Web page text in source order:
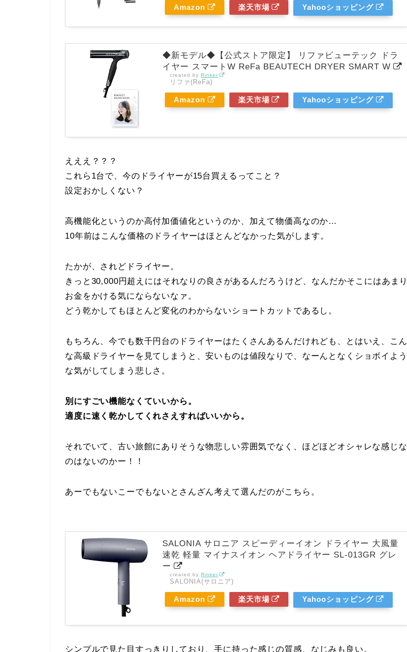
Amazon 楽天市場 Yahooショッピング
◆新モデル◆【公式ストア限定】 リファビューテック ドラ
イヤー スマートW ReFa BEAUTECH DRYER SMART W
created by Rinker
リファ(ReFa)
Amazon 楽天市場 Yahooショッピング
えええ？？？
これら1台で、今のドライヤーが15台買えるってこと？
設定おかしくない？
高機能化というのか高付加価値化というのか、加えて物価高なのか…
10年前はこんな価格のドライヤーはほとんどなかった気がします。
たかが、されどドライヤー。
きっと30,000円超えにはそれなりの良さがあるんだろうけど、なんだかそこにはあまり
お金をかける気にならないなァ。
どう乾かしてもほとんど変化のわからないショートカットであるし。
もちろん、今でも数千円台のドライヤーはたくさんあるんだけれども、とはいえ、こん
な高級ドライヤーを見てしまうと、安いものは値段なりで、なーんとなくショボイよう
な気がしてしまう悲しさ。
別にすごい機能なくていいから。
適度に速く乾かしてくれさえすればいいから。
それでいて、古い旅館にありそうな物悲しい雰囲気でなく、ほどほどオシャレな感じな
のはないのかー！！
あーでもないこーでもないとさんざん考えて選んだのがこちら。
SALONIA サロニア スピーディーイオン ドライヤー 大風量
速乾 軽量 マイナスイオン ヘアドライヤー SL-013GR グレ
ー
created by Rinker
SALONIA(サロニア)
Amazon 楽天市場 Yahooショッピング
シンプルで見た目すっきりしており、手に持った感じの質感、なじみも良い。